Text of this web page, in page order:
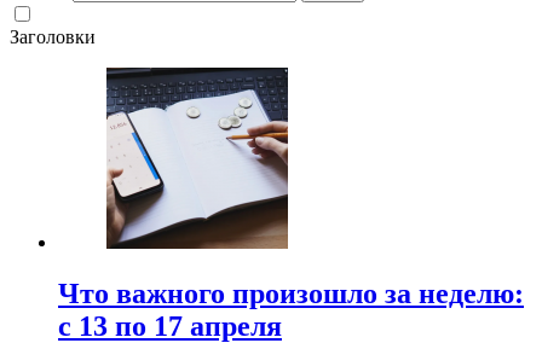
Заголовки
Что важного произошло за неделю:
с 13 по 17 апреля